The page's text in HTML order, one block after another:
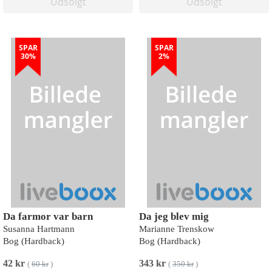
SPAR
30%
Da farmor var barn
Susanna Hartmann
Bog (Hardback)
42 kr ( 60 kr)
SPAR
2%
Da jeg blev mig
Marianne Trenskow
Bog (Hardback)
343 kr ( 350 kr)